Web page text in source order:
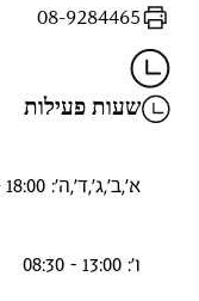
08-9284465
שעות פעילות
א',ב',ג',ד',ה': 18:00 - 08:30